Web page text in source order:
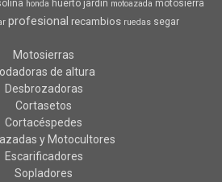
honda huerto jardin motoazada motosierra
profesional recambios ruedas segar
Motosierras
de altura
Desbrozadoras
Cortasetos
Cortacéspedes
y Motocultores
Escarificadores
Sopladores